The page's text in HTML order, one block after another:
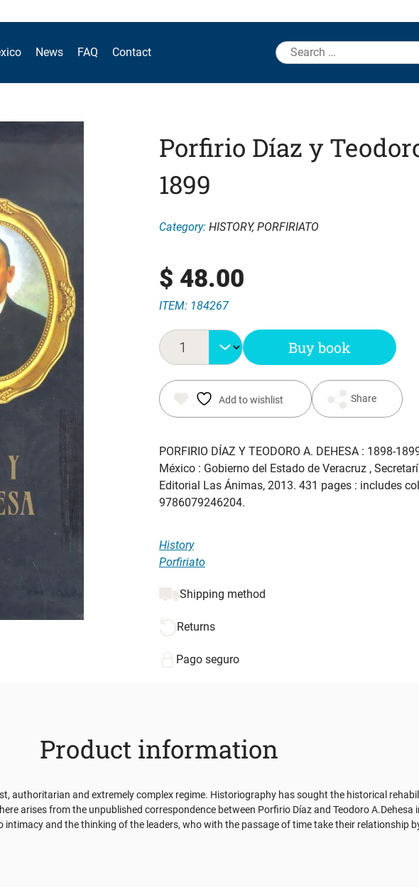
News FAQ Contact
Search
for:
Porfirio Díaz y
1899
Category: HISTORY,PORFIRIATO
$ 48.00
ITEM: 184267
Buy book
Add to wishlist Share
PORFIRIO DÍAZ Y TEODORO A. DEHESA : 1898-
México : Gobierno del Estado de Veracruz ,
Editorial Las Ánimas, 2013. 431 pages : includes
9786079246204.
History
Porfiriato
Shipping method
Returns
Pago seguro
Product information
authoritarian and extremely complex regime. Historiography has sought the historical
arises from the unpublished correspondence between Porfirio Díaz and Teodoro
and the thinking of the leaders, who with the passage of time take their relationship